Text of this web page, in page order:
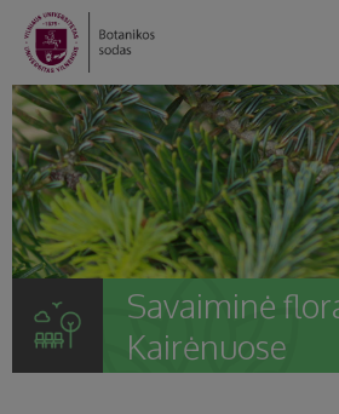
Savaiminė
Kairėnuose